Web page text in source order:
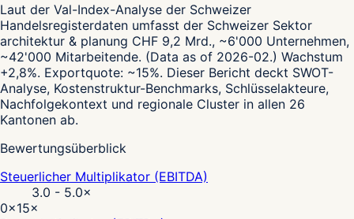
Laut der Val-Index-Analyse der Schweizer
Handelsregisterdaten umfasst der Schweizer Sektor
architektur & planung CHF 9,2 Mrd., ~6'000 Unternehmen,
~42'000 Mitarbeitende. (Data as of 2026-02.) Wachstum
+2,8%. Exportquote: ~15%. Dieser Bericht deckt SWOT-
Analyse, Kostenstruktur-Benchmarks, Schlüsselakteure,
Nachfolgekontext und regionale Cluster in allen 26
Kantonen ab.
Bewertungsüberblick
Steuerlicher Multiplikator (EBITDA)
3.0 - 5.0×
0×15×